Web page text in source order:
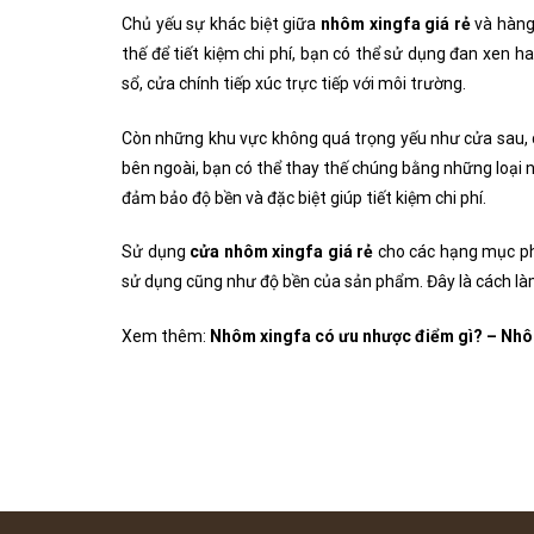
Chủ yếu sự khác biệt giữa nhôm xingfa giá rẻvà
thế để tiết kiệm chi phí, bạn có thể sử dụng đan xen
sổ, cửa chính tiếp xúc trực tiếp với môi trường.
Còn những khu vực không quá trọng yếu như cửa
bên ngoài, bạn có thể thay thế chúng bằng những loại
đảm bảo độ bền và đặc biệt giúp tiết kiệm chi phí.
Sử dụng cửa nhôm xingfa giá rẻ cho các hạng mục
sử dụng cũng như độ bền của sản phẩm. Đây là cách
Xem thêm: Nhôm xingfa có ưu nhược điểm gì? –